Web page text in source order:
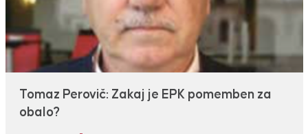
Tomaz Perovič: Zakaj je EPK pomemben za
obalo?